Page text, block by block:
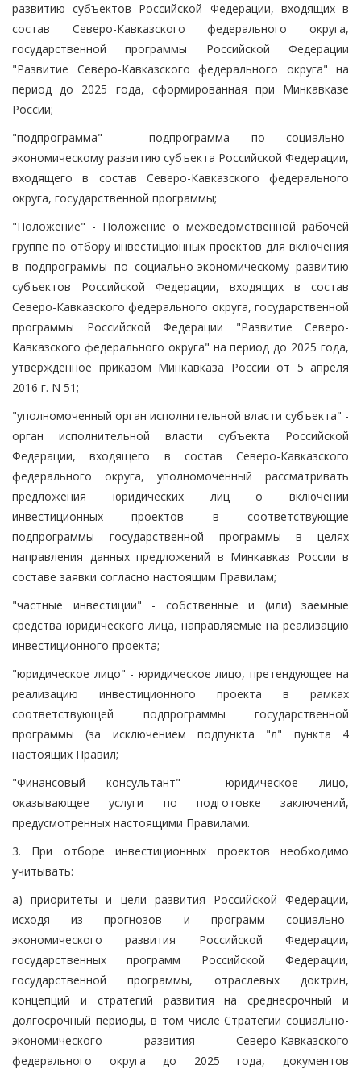
развитию субъектов Российской Федерации, входящих в
состав Северо-Кавказского федерального округа,
государственной программы Российской Федерации
"Развитие Северо-Кавказского федерального округа" на
период до 2025 года, сформированная при Минкавказе
России;
"подпрограмма" - подпрограмма по социально-
экономическому развитию субъекта Российской Федерации,
входящего в состав Северо-Кавказского федерального
округа, государственной программы;
"Положение" - Положение о межведомственной рабочей
группе по отбору инвестиционных проектов для включения
в подпрограммы по социально-экономическому развитию
субъектов Российской Федерации, входящих в состав
Северо-Кавказского федерального округа, государственной
программы Российской Федерации "Развитие Северо-
Кавказского федерального округа" на период до 2025 года,
утвержденное приказом Минкавказа России от 5 апреля
2016 г. N 51;
"уполномоченный орган исполнительной власти субъекта" -
орган исполнительной власти субъекта Российской
Федерации, входящего в состав Северо-Кавказского
федерального округа, уполномоченный рассматривать
предложения юридических лиц о включении
инвестиционных проектов в соответствующие
подпрограммы государственной программы в целях
направления данных предложений в Минкавказ России в
составе заявки согласно настоящим Правилам;
"частные инвестиции" - собственные и (или) заемные
средства юридического лица, направляемые на реализацию
инвестиционного проекта;
"юридическое лицо" - юридическое лицо, претендующее на
реализацию инвестиционного проекта в рамках
соответствующей подпрограммы государственной
программы (за исключением подпункта "л" пункта 4
настоящих Правил;
"Финансовый консультант" - юридическое лицо,
оказывающее услуги по подготовке заключений,
предусмотренных настоящими Правилами.
3. При отборе инвестиционных проектов необходимо
учитывать:
а) приоритеты и цели развития Российской Федерации,
исходя из прогнозов и программ социально-
экономического развития Российской Федерации,
государственных программ Российской Федерации,
государственной программы, отраслевых доктрин,
концепций и стратегий развития на среднесрочный и
долгосрочный периоды, в том числе Стратегии социально-
экономического развития Северо-Кавказского
федерального округа до 2025 года, документов